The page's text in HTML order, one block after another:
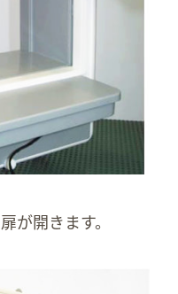
が開きます。